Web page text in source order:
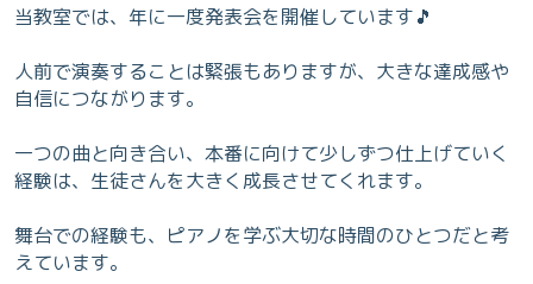
当教室では、年に一度発表会を開催しています🎵
人前で演奏することは緊張もありますが、大きな達成感や
自信につながります。
一つの曲と向き合い、本番に向けて少しずつ仕上げていく
経験は、生徒さんを大きく成長させてくれます。
舞台での経験も、ピアノを学ぶ大切な時間のひとつだと考
えています。